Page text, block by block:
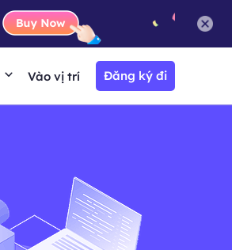
Vào vị trí Đăng ký đi